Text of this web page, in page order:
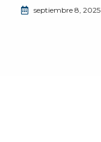
septiembre 8, 2025